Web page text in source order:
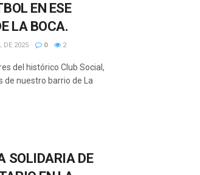
EN ESE
LA BOCA.
DE 2025 0 2
del histórico Club Social,
de nuestro barrio de La
SOLIDARIA DE